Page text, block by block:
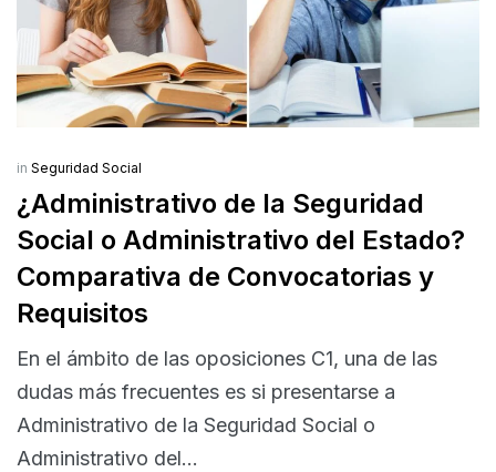
in Seguridad Social
¿Administrativo de la Seguridad
Social o Administrativo del Estado?
Comparativa de Convocatorias y
Requisitos
En el ámbito de las oposiciones C1, una de las
dudas más frecuentes es si presentarse a
Administrativo de la Seguridad Social o
Administrativo del...